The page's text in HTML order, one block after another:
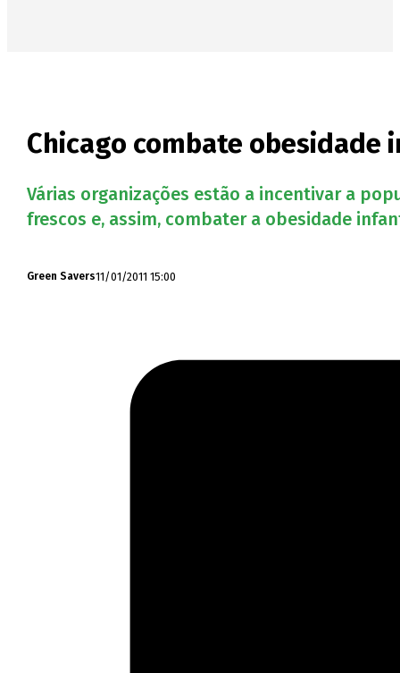
Chicago combate obesidade
Várias organizações estão a incentivar a
frescos e, assim, combater a obesidade
Green Savers11/01/2011 15:00